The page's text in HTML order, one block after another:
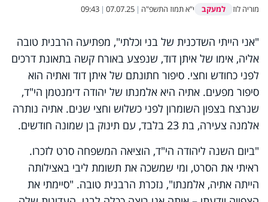
מוריה לוז למעקב י"א תמוז התשפ"ה |
07.07.25
|
09:43
"אני הייתי השדכנית של בני וכלתי", מפתיעה הרבנית טובה
אליה, אימו של איתן דוד, שנפצע באורח קשה בתאונת דרכים
לפני כחודש וחצי. סיפור חתונתם של איתן דוד ואתיה הוא
סיפור מפעים. אתיה היא אלמנתו של יהודה דימנטמן הי"ד,
שנרצח בצפון השומרון לפני כשלוש וחצי שנים. אתיה נותרה
אלמנה צעירה, בת 23 בלבד, עם תינוק בן שמונה חודשים.
"ביום השנה ליהודה הי"ד, הוציאה המשפחה סרט לזכרו.
ראיתי את הסרט, ומי שמשכה את תשומת ליבי באצילותה
הייתה אתיה, אלמנתו", נזכרת הרבנית טובה. "סיימתי את